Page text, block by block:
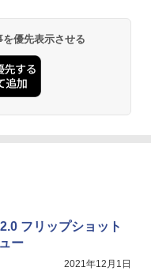
優先表示させる
フリップショット
ー
2021年12月1日